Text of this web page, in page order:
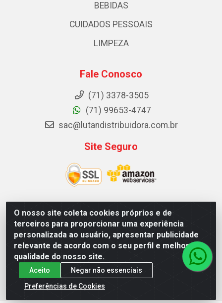
O nosso site coleta cookies próprios e de
terceiros para proporcionar uma experiência
personalizada ao usuário, apresentar publicidade
relevante de acordo com o seu perfil e melhorar a
qualidade do nosso site.
Aceito
Negar não essenciais
Preferências de Cookies
BEBIDAS
CUIDADOS PESSOAIS
LIMPEZA
Fale Conosco
(71) 3378-3505
(71) 99653-4747
sac@lutandistribuidora.com.br
Site Seguro
Lutan Distribuidora - Rua Dr. Gerino Souza Filho, 1525 -
Itinga - Lauro de Freitas / BA - CEP 42700-000 - CNPJ
05.156.713/0001-62